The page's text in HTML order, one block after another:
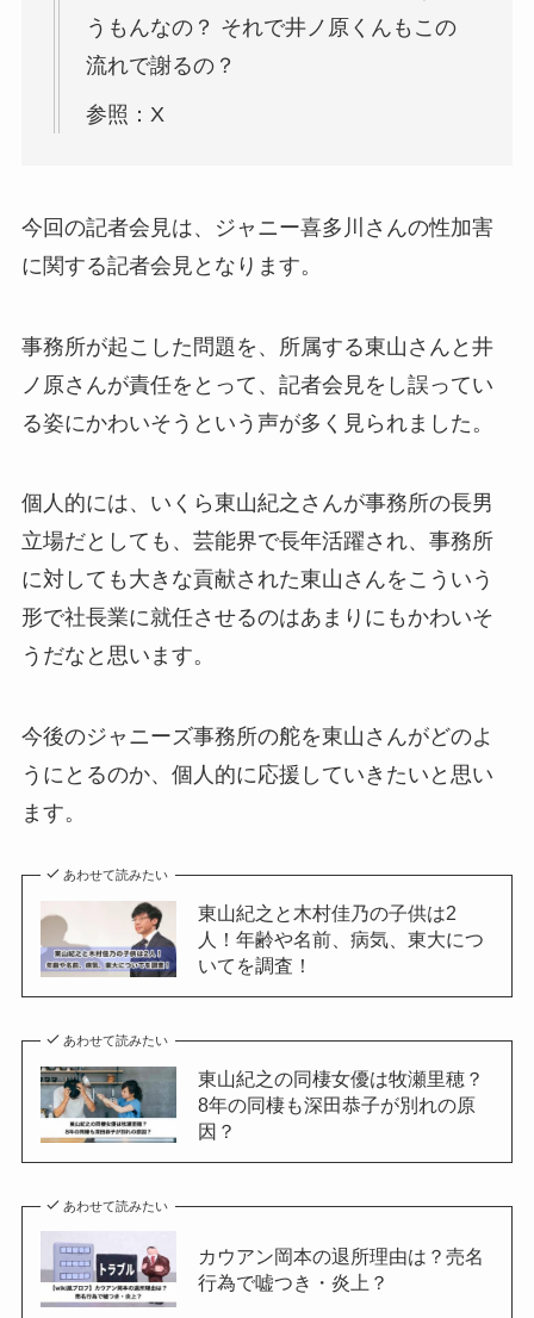
うもんなの？ それで井ノ原くんもこの
流れで謝るの？
参照：X
今回の記者会見は、ジャニー喜多川さんの性加害
に関する記者会見となります。
事務所が起こした問題を、所属する東山さんと井
ノ原さんが責任をとって、記者会見をし誤ってい
る姿にかわいそうという声が多く見られました。
個人的には、いくら東山紀之さんが事務所の長男
立場だとしても、芸能界で長年活躍され、事務所
に対しても大きな貢献された東山さんをこういう
形で社長業に就任させるのはあまりにもかわいそ
うだなと思います。
今後のジャニーズ事務所の舵を東山さんがどのよ
うにとるのか、個人的に応援していきたいと思い
ます。
あわせて読みたい
東山紀之と木村佳乃の子供は2
人！年齢や名前、病気、東大につ
いてを調査！
あわせて読みたい
東山紀之の同棲女優は牧瀬里穂？
8年の同棲も深田恭子が別れの原
因？
あわせて読みたい
カウアン岡本の退所理由は？売名
行為で嘘つき・炎上？